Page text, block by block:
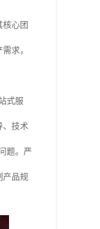
心团
求，
式服
、技术
题。严
产品规